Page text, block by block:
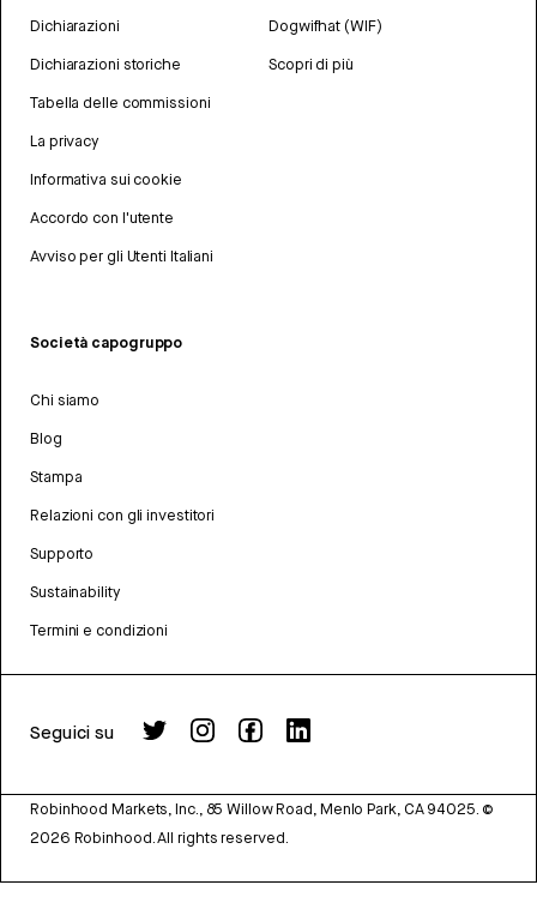
Dichiarazioni
Dichiarazioni storiche
Tabella delle commissioni
La privacy
Informativa sui cookie
Accordo con l'utente
Avviso per gli Utenti Italiani
Dogwifhat (WIF)
Scopri di più
Società capogruppo
Chi siamo
Blog
Stampa
Relazioni con gli investitori
Supporto
Sustainability
Termini e condizioni
Seguici su
Robinhood Markets, Inc., 85 Willow Road, Menlo Park, CA 94025. ©
2026 Robinhood. All rights reserved.